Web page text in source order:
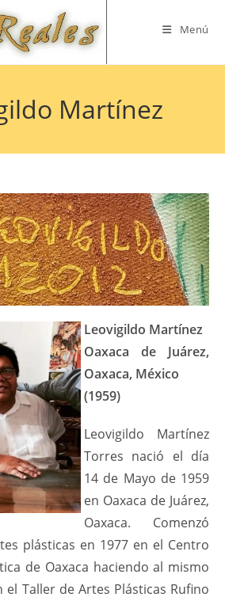
Menú
Martínez
Leovigildo Martínez
Oaxaca de Juárez,
Oaxaca, México
(1959)
Leovigildo Martínez
Torres nació el día
14 de Mayo de 1959
en Oaxaca de Juárez,
Oaxaca. Comenzó
plásticas en 1977 en el Centro
de Oaxaca haciendo al mismo
Taller de Artes Plásticas Rufino